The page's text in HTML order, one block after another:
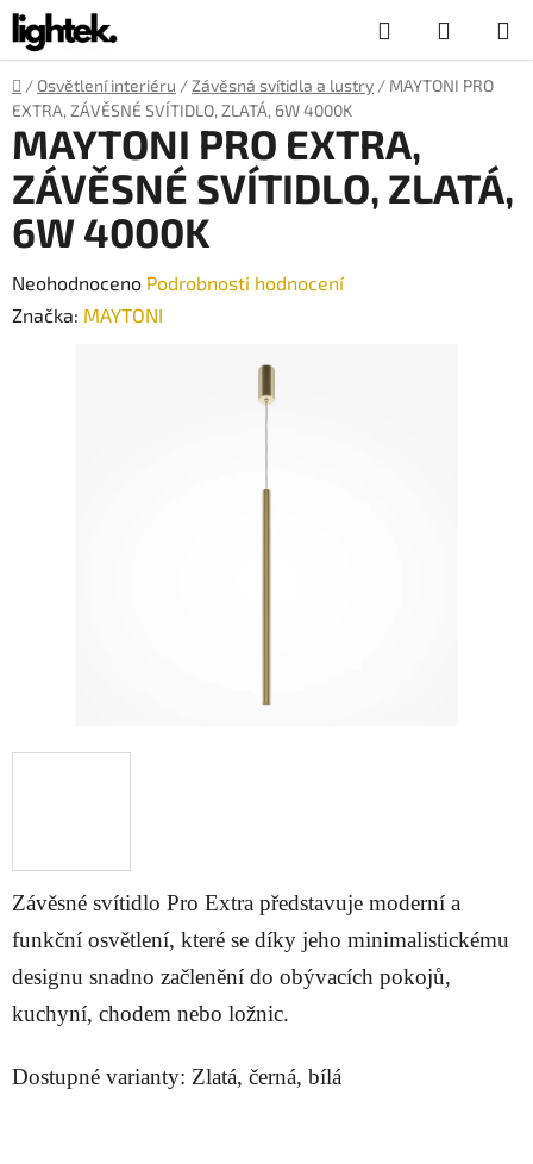
Přejít
na
obsah
Hledat
KOŠÍK
Domů
/ Osvětlení interiéru / Závěsná svítidla a lustry / MAYTONI PRO
EXTRA, ZÁVĚSNÉ SVÍTIDLO, ZLATÁ, 6W 4000K
Závěsné svítidlo Pro Extra představuje moderní a
funkční osvětlení, které se díky jeho minimalistickému
designu snadno začlenění do obývacích pokojů,
kuchyní, chodem nebo ložnic.
Dostupné varianty: Zlatá, černá, bílá
MAYTONI PRO EXTRA,
ZÁVĚSNÉ SVÍTIDLO, ZLATÁ,
6W 4000K
Průměrné
hodnocení
Neohodnoceno Podrobnosti hodnocení
Značka: MAYTONI